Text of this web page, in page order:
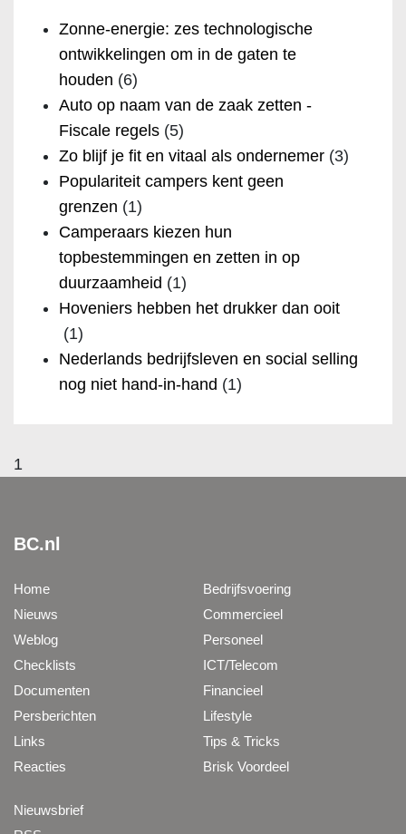
Zonne-energie: zes technologische
ontwikkelingen om in de gaten te
houden (6)
Auto op naam van de zaak zetten -
Fiscale regels (5)
Zo blijf je fit en vitaal als ondernemer (3)
Populariteit campers kent geen
grenzen (1)
Camperaars kiezen hun
topbestemmingen en zetten in op
duurzaamheid (1)
Hoveniers hebben het drukker dan ooit
(1)
Nederlands bedrijfsleven en social selling
nog niet hand-in-hand (1)
1
BC.nl
Home
Nieuws
Weblog
Checklists
Documenten
Persberichten
Links
Reacties
Bedrijfsvoering
Commercieel
Personeel
ICT/Telecom
Financieel
Lifestyle
Tips & Tricks
Brisk Voordeel
Nieuwsbrief